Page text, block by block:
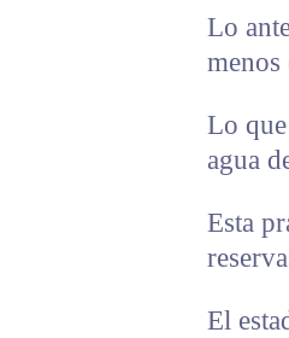
Lo
menos
Lo que
agua
Esta
El